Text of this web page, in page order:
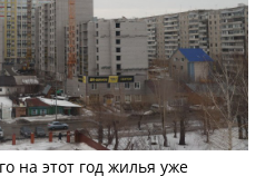
на этот год жилья уже